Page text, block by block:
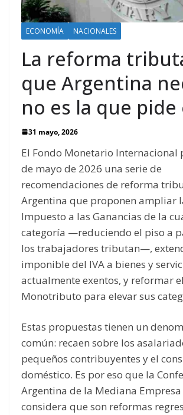
ECONOMÍA NACIONALES
La reforma
que Argentina
no es la que pide
31 mayo, 2026
El Fondo Monetario Internacional
de mayo de 2026 una serie de
recomendaciones de reforma
Argentina que proponen ampliar
Impuesto a las Ganancias de la
categoría —reduciendo el piso a
los trabajadores tributan—,
imponible del IVA a bienes y
actualmente exentos, y reformar
Monotributo para elevar sus
Estas propuestas tienen un
común: recaen sobre los
pequeños contribuyentes y el
doméstico. Es por eso que la
Argentina de la Mediana Empresa
considera que son reformas